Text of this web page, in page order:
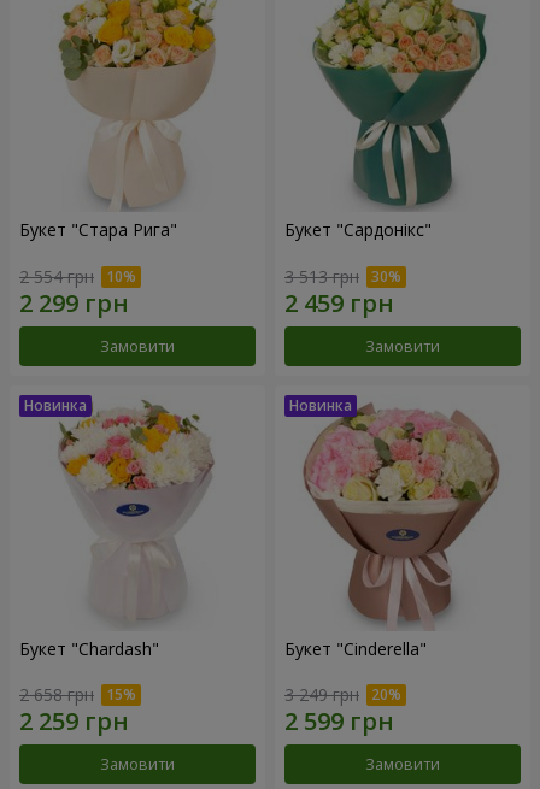
Букет "Стара Рига"
2 554 грн
Замовити
Букет "Сардонікс"
3 513 грн
Замовити
Букет "Chardash"
2 658 грн
Замовити
Букет "Cinderella"
3 249 грн
Замовити